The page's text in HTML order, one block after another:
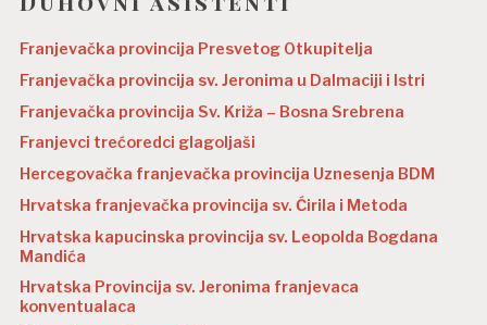
Franjevačka provincija Presvetog Otkupitelja
Franjevačka provincija sv. Jeronima u Dalmaciji i Istri
Franjevačka provincija Sv. Križa – Bosna Srebrena
Franjevci trećoredci glagoljaši
Hercegovačka franjevačka provincija Uznesenja BDM
Hrvatska franjevačka provincija sv. Ćirila i Metoda
Hrvatska kapucinska provincija sv. Leopolda Bogdana
Mandića
Hrvatska Provincija sv. Jeronima franjevaca
konventualaca